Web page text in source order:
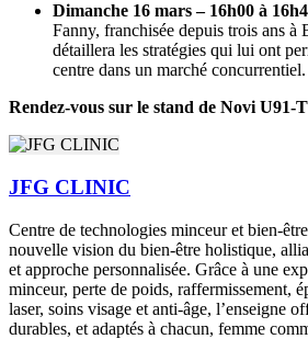
Dimanche 16 mars – 16h00 à
Fanny, franchisée depuis trois ans
détaillera les stratégies qui lui ont
centre dans un marché concurrentiel.
Rendez-vous sur le stand de Novi U91-
JFG CLINIC
Centre de technologies minceur et bien-
nouvelle vision du bien-être holistique,
et approche personnalisée. Grâce à une
minceur, perte de poids, raffermissement,
laser, soins visage et anti-âge, l’enseigne
durables, et adaptés à chacun, femme